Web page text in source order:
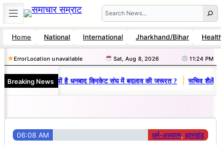
Skip
to
content
Search
Home National International Jharkhand/Bihar
ErrorLocation unavailable Sat, Aug 8, 2026 11:24 PM
Breaking News
विनय राज : जानें क्यों है धनबाद क्रिकेट संघ में बदलाव की जरूरत ? | सचिव शैलेंद्र
06:08 AM धर्म-अध्यात्म, झारखंड